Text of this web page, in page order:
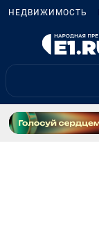
НЕДВИЖИМОСТЬ